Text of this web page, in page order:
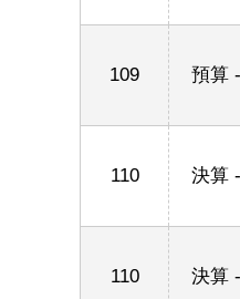
109 預算
110 決算
110 決算